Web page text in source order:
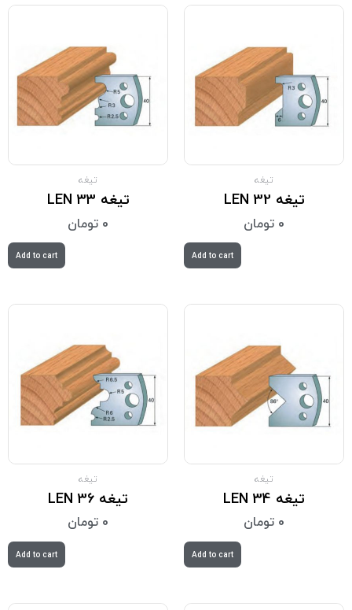
تیغه
تیغه LEN 32
0 تومان
Add to cart
تیغه
تیغه LEN 33
0 تومان
Add to cart
تیغه
تیغه LEN 34
0 تومان
Add to cart
تیغه
تیغه LEN 36
0 تومان
Add to cart